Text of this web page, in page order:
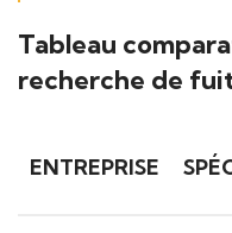
Tableau
recherche de
ENTREPRISE